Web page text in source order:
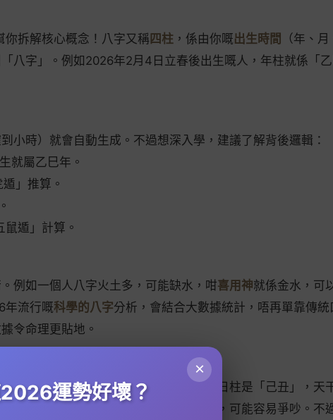
你拆解核心概念！八字又稱 四柱 ，係由你嘅出生時間
（年、
「八字」。例如2026年2月4日立春後出生嘅人，年柱就係「
小時）就會自動生成。不過想深入學，建議了解背後邏輯：
就屬乙巳年。
」推算。
遁」計算。
例如一個人八字火土多，可能缺水，咁喜用神就係金水，可
年流行嘅科學的八字分析，會結合大數據統計，唔再單靠傳
令命理更貼地。
關係。例如男方日柱是「甲子」，女方日柱是「己丑」，天
雙方八字沖剋多（如子午沖、寅申沖），可能容易爭吵。不
×
運勢好壞？